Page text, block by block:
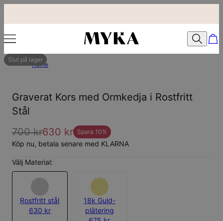
Slut på lager
Home
Graverat Kors med Ormkedja i Rostfritt
Stål
700 kr630 kr Spara 10%
Köp nu, betala senare med KLARNA
Välj Material:
Rostfritt stål
630 kr
18k Guld-
plätering